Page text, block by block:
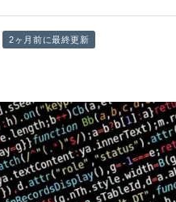
2ヶ月前に最終更新